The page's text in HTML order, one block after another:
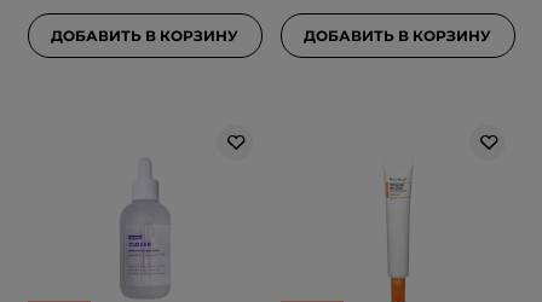
ДОБАВИТЬ В КОРЗИНУ ДОБАВИТЬ В КОРЗИНУ